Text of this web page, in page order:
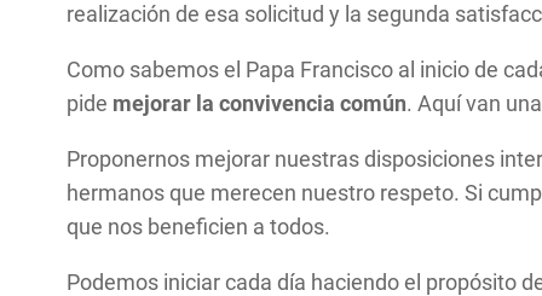
realización de esa solicitud y la segunda
Como sabemos el Papa Francisco al inicio de
pide mejorar la convivencia común. Aquí van
Proponernos mejorar nuestras disposiciones
hermanos que merecen nuestro respeto. Si
que nos beneficien a todos.
Podemos iniciar cada día haciendo el propósito